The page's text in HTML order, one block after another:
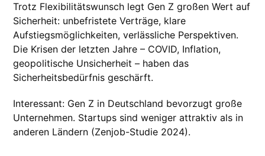
Trotz Flexibilitätswunsch legt Gen Z großen Wert auf
Sicherheit: unbefristete Verträge, klare
Aufstiegsmöglichkeiten, verlässliche Perspektiven.
Die Krisen der letzten Jahre – COVID, Inflation,
geopolitische Unsicherheit – haben das
Sicherheitsbedürfnis geschärft.
Interessant: Gen Z in Deutschland bevorzugt große
Unternehmen. Startups sind weniger attraktiv als in
anderen Ländern (Zenjob-Studie 2024).